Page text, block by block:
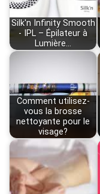
Silk'n Infinity Smooth
- IPL – Épilateur à
Lumière…
Comment utilisez-
vous la brosse
nettoyante pour le
visage?